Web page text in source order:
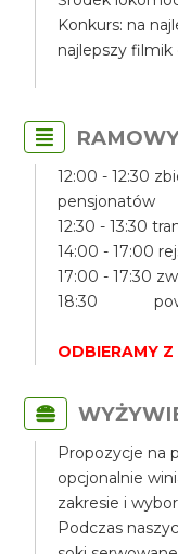
Konkurs: na
najlepszy
12:00 - 12:30
pensjonatów
12:30 - 13:30
14:00 - 17:00
17:00 - 17:30
18:30
ODBIERAMY Z
Propozycje na
opcjonalnie
zakresie i
Podczas